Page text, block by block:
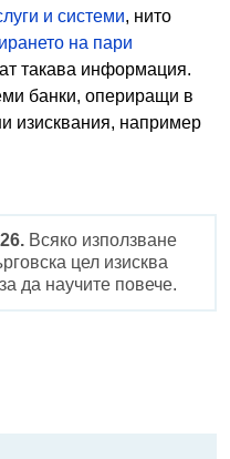
и системи, нито
на пари
такава информация.
банки, опериращи в
изисквания, например
Всяко използване
цел изисква
да научите повече.